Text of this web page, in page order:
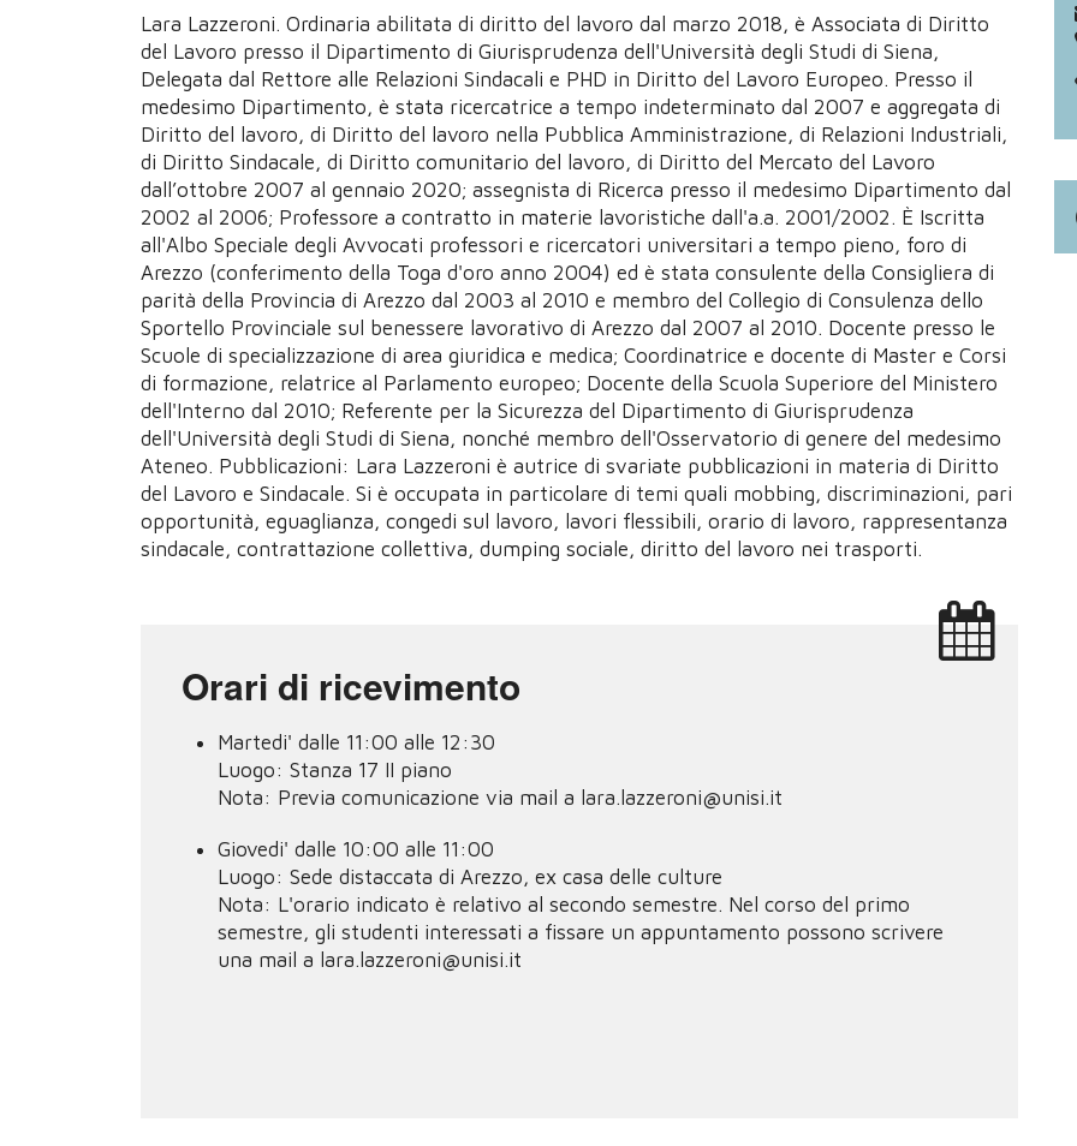
Lara Lazzeroni. Ordinaria abilitata di diritto del lavoro dal marzo 2018, è Associata di Diritto
del Lavoro presso il Dipartimento di Giurisprudenza dell'Università degli Studi di Siena,
Delegata dal Rettore alle Relazioni Sindacali e PHD in Diritto del Lavoro Europeo. Presso il
medesimo Dipartimento, è stata ricercatrice a tempo indeterminato dal 2007 e aggregata di
Diritto del lavoro, di Diritto del lavoro nella Pubblica Amministrazione, di Relazioni Industriali,
di Diritto Sindacale, di Diritto comunitario del lavoro, di Diritto del Mercato del Lavoro
dall’ottobre 2007 al gennaio 2020; assegnista di Ricerca presso il medesimo Dipartimento dal
2002 al 2006; Professore a contratto in materie lavoristiche dall'a.a. 2001/2002. È Iscritta
all'Albo Speciale degli Avvocati professori e ricercatori universitari a tempo pieno, foro di
Arezzo (conferimento della Toga d'oro anno 2004) ed è stata consulente della Consigliera di
parità della Provincia di Arezzo dal 2003 al 2010 e membro del Collegio di Consulenza dello
Sportello Provinciale sul benessere lavorativo di Arezzo dal 2007 al 2010. Docente presso le
Scuole di specializzazione di area giuridica e medica; Coordinatrice e docente di Master e Corsi
di formazione, relatrice al Parlamento europeo; Docente della Scuola Superiore del Ministero
dell'Interno dal 2010; Referente per la Sicurezza del Dipartimento di Giurisprudenza
dell'Università degli Studi di Siena, nonché membro dell'Osservatorio di genere del medesimo
Ateneo. Pubblicazioni: Lara Lazzeroni è autrice di svariate pubblicazioni in materia di Diritto
del Lavoro e Sindacale. Si è occupata in particolare di temi quali mobbing, discriminazioni, pari
opportunità, eguaglianza, congedi sul lavoro, lavori flessibili, orario di lavoro, rappresentanza
sindacale, contrattazione collettiva, dumping sociale, diritto del lavoro nei trasporti.
Orari di ricevimento
Martedi' dalle 11:00 alle 12:30
Luogo: Stanza 17 II piano
Nota: Previa comunicazione via mail a lara.lazzeroni@unisi.it
Giovedi' dalle 10:00 alle 11:00
Luogo: Sede distaccata di Arezzo, ex casa delle culture
Nota: L'orario indicato è relativo al secondo semestre. Nel corso del primo
semestre, gli studenti interessati a fissare un appuntamento possono scrivere
una mail a lara.lazzeroni@unisi.it